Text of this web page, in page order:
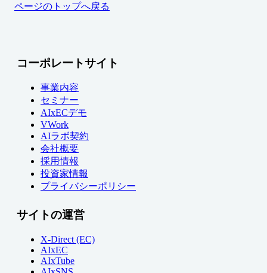
ページのトップへ戻る
コーポレートサイト
事業内容
セミナー
AIxECデモ
VWork
AIラボ契約
会社概要
採用情報
投資家情報
プライバシーポリシー
サイトの運営
X-Direct (EC)
AIxEC
AIxTube